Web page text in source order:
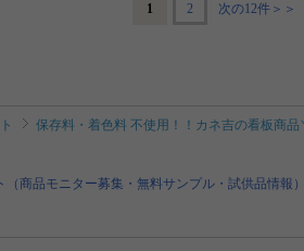
1 2 次の12件＞＞
保存料・着色料 不使用！！カネ吉の看板商
（商品モニター募集・無料サンプル・試供品情報